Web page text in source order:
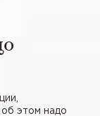
этом надо